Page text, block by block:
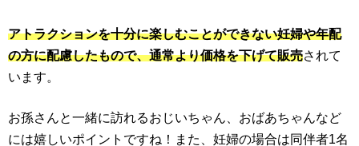
アトラクションを十分に楽しむことができない妊婦や年配
の方に配慮したもので、通常より価格を下げて販売されて
います。
お孫さんと一緒に訪れるおじいちゃん、おばあちゃんなど
には嬉しいポイントですね！また、妊婦の場合は同伴者1名